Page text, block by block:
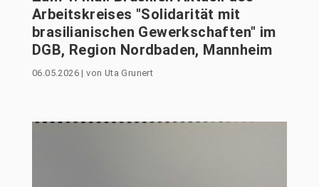
Arbeitskreises "Solidarität mit
brasilianischen Gewerkschaften" im
DGB, Region Nordbaden, Mannheim
06.05.2026|von Uta Grunert